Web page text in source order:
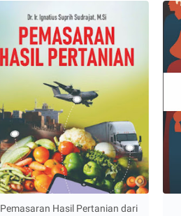
Pemasaran Hasil Pertanian dari